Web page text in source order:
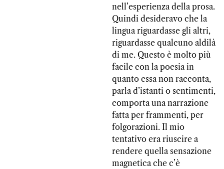
nell’esperienza della prosa.
Quindi desideravo che la
lingua riguardasse gli altri,
riguardasse qualcuno aldilà
di me. Questo è molto più
facile con la poesia in
quanto essa non racconta,
parla d’istanti o sentimenti,
comporta una narrazione
fatta per frammenti, per
folgorazioni. Il mio
tentativo era riuscire a
rendere quella sensazione
magnetica che c’è